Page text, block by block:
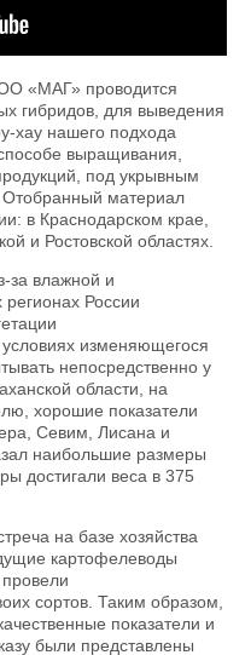
«МАГ» проводится
гибридов, для выведения
хау нашего подхода
выращивания,
под укрывным
Отобранный материал
в Краснодарском крае,
и Ростовской областях.
за влажной и
России
условиях изменяющегося
непосредственно у
области, на
хорошие показатели
Севим, Лисана и
наибольшие размеры
достигали веса в 375
на базе хозяйства
картофелеводы
сортов. Таким образом,
показатели и
были представлены